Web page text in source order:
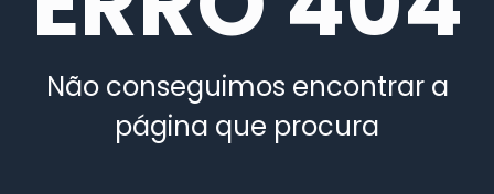
Não conseguimos encontrar a
página que procura